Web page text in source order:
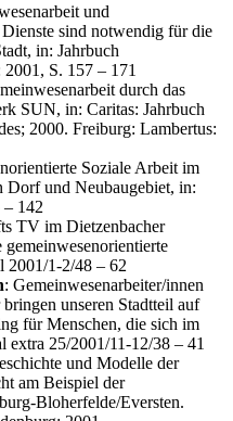
und
sind notwendig für die
in: Jahrbuch
S. 157 – 171
durch das
SUN, in: Caritas: Jahrbuch
2000. Freiburg: Lambertus:
Soziale Arbeit im
Dorf und Neubaugebiet, in:
142
TV im Dietzenbacher
2001/1-2/48 – 62
: Gemeinwesenarbeiter/innen
unseren Stadtteil auf
für Menschen, die sich im
extra 25/2001/11-12/38 – 41
und Modelle der
am Beispiel der
Bloherfelde/Eversten.